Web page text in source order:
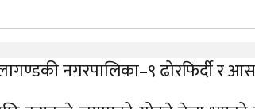
नगरपालिका–९ ढोरफिर्दी र